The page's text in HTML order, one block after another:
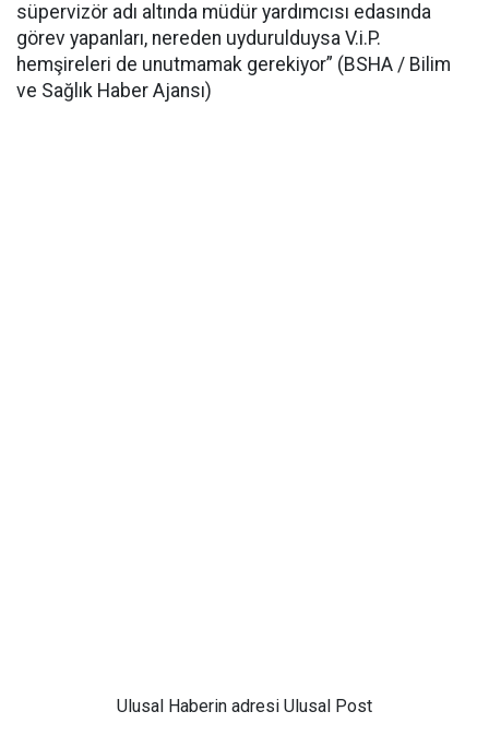
süpervizör adı altında müdür yardımcısı edasında
görev yapanları, nereden uydurulduysa V.i.P.
hemşireleri de unutmamak gerekiyor” (BSHA / Bilim
ve Sağlık Haber Ajansı)
Ulusal Haberin adresi Ulusal Post